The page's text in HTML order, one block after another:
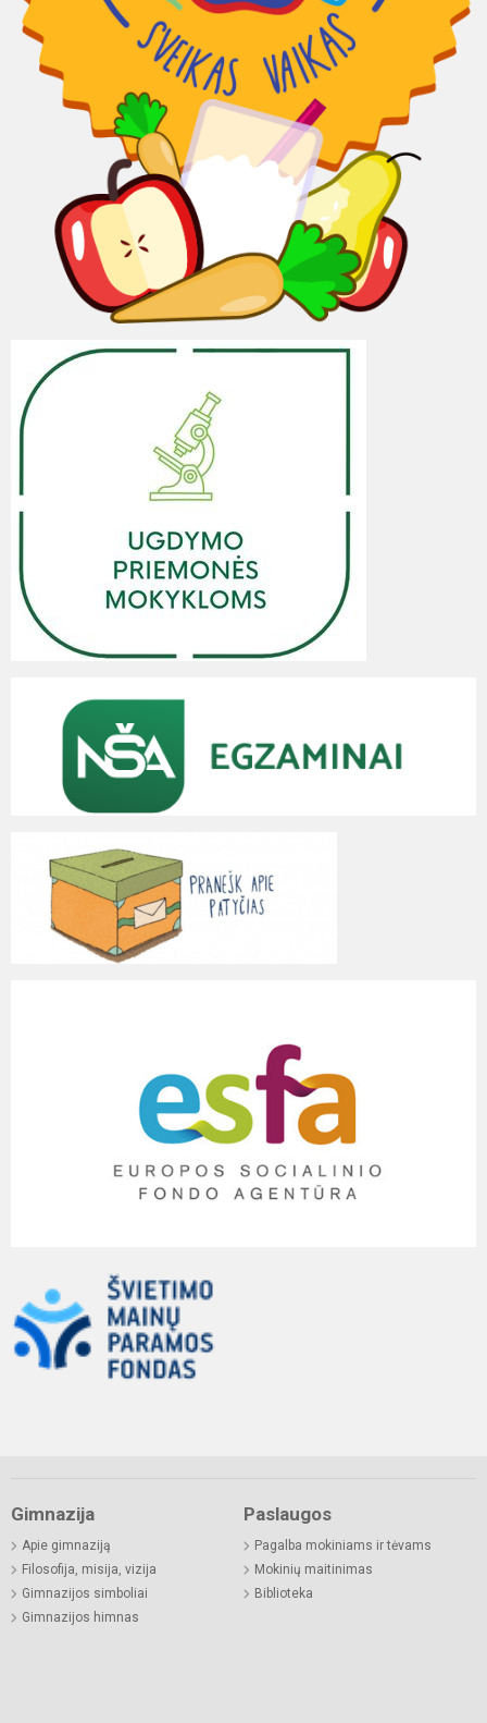
Gimnazija
Apie gimnaziją
Filosofija, misija, vizija
Gimnazijos simboliai
Gimnazijos himnas
Paslaugos
Pagalba mokiniams ir tėvams
Mokinių maitinimas
Biblioteka